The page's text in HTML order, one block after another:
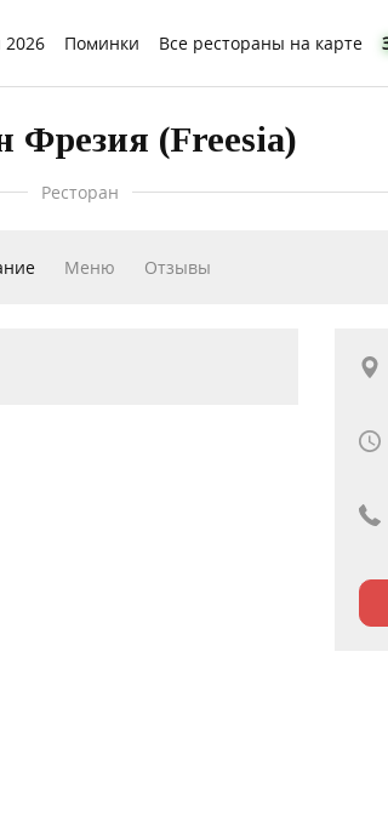
2026 Поминки Все рестораны на карте
Фрезия (Freesia)
Ресторан
Меню Отзывы